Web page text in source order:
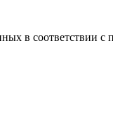
в соответствии с